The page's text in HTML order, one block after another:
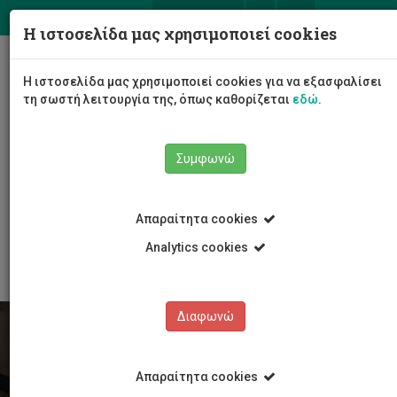
Συμβουλευτική και Ανάπτυξη Φοιτητών/τριών
Φροντιστηριακή στήριξη
Η ιστοσελίδα μας χρησιμοποιεί cookies
Η ιστοσελίδα μας χρησιμοποιεί cookies για να εξασφαλίσει
τη σωστή λειτουργία της, όπως καθορίζεται εδώ.
Συμφωνώ
Απαραίτητα cookies
Analytics cookies
Διαφωνώ
Απαραίτητα cookies